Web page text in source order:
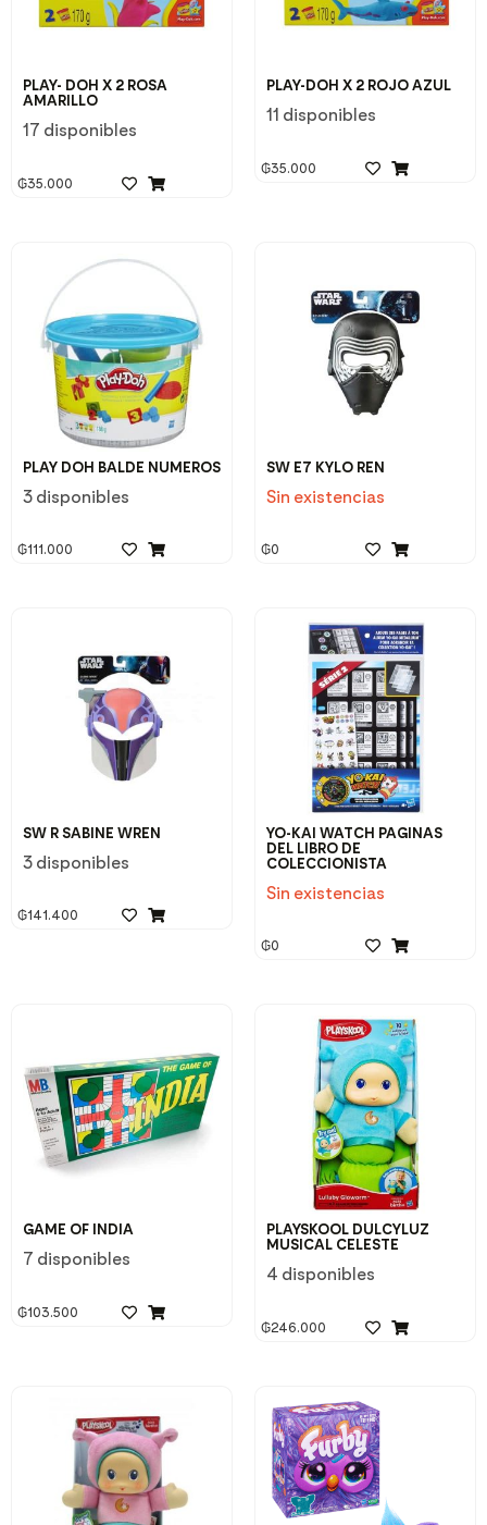
PLAY- DOH X 2 ROSA
AMARILLO
17 disponibles
₲35.000
PLAY-DOH X 2 ROJO AZUL
11 disponibles
₲35.000
PLAY DOH BALDE NUMEROS
3 disponibles
₲111.000
SW E7 KYLO REN
Sin existencias
₲0
SW R SABINE WREN
3 disponibles
₲141.400
YO-KAI WATCH PAGINAS
DEL LIBRO DE
COLECCIONISTA
Sin existencias
₲0
GAME OF INDIA
7 disponibles
₲103.500
PLAYSKOOL DULCYLUZ
MUSICAL CELESTE
4 disponibles
₲246.000